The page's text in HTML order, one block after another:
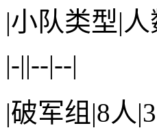
|小队类型|
|-||--|--|
|破军组|8人